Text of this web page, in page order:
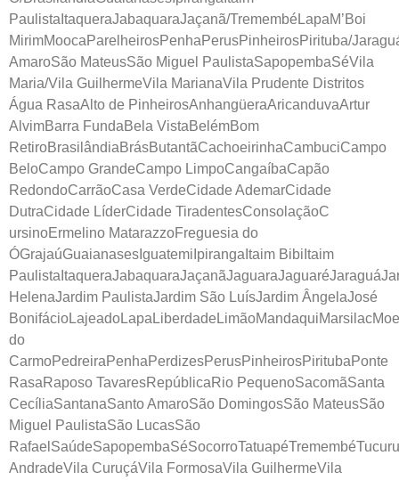
PaulistaItaqueraJabaquaraJaçanã/TremembéLapaM’Boi
MirimMoocaParelheirosPenhaPerusPinheirosPirituba/
AmaroSão MateusSão Miguel PaulistaSapopembaSéVila
Maria/Vila GuilhermeVila MarianaVila Prudente Distritos
Água RasaAlto de PinheirosAnhangüeraAricanduvaArtur
AlvimBarra FundaBela VistaBelémBom
RetiroBrasilândiaBrásButantãCachoeirinhaCambuciCampo
BeloCampo GrandeCampo LimpoCangaíbaCapão
RedondoCarrãoCasa VerdeCidade AdemarCidade
DutraCidade LíderCidade TiradentesConsolaçãoC
ursinoErmelino MatarazzoFreguesia do
ÓGrajaúGuaianasesIguatemiIpirangaItaim BibiItaim
HelenaJardim PaulistaJardim São LuísJardim ÂngelaJosé
do
CarmoPedreiraPenhaPerdizesPerusPinheirosPiritubaPonte
RasaRaposo TavaresRepúblicaRio PequenoSacomãSanta
CecíliaSantanaSanto AmaroSão DomingosSão MateusSão
Miguel PaulistaSão LucasSão
AndradeVila CuruçáVila FormosaVila GuilhermeVila